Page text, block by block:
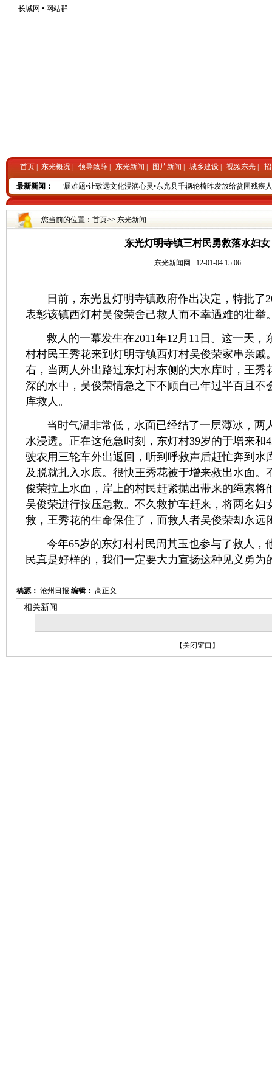
长城网 • 网站群
首页 东光概况 领导致辞 东光新闻 图片新闻 城乡建设 视频东光
最新新闻：
研月”活动破解发展难题•让致远文化浸润心灵•东光县千辆轮椅昨发放给贫困残疾人•
您当前的位置： 首页>> 东光新闻
东光灯明寺镇三村民勇救落水妇女
东光新闻网 12-01-04 15:06
日前，东光县灯明寺镇政府作出决定，特批了
表彰该镇西灯村吴俊荣舍己救人而不幸遇难的壮举
救人的一幕发生在2011年12月11日。这一天，
村村民王秀花来到灯明寺镇西灯村吴俊荣家串亲戚
右，当两人外出路过东灯村东侧的大水库时，王秀
深的水中，吴俊荣情急之下不顾自己年过半百且不
库救人。
当时气温非常低，水面已经结了一层薄冰，两
水浸透。正在这危急时刻，东灯村39岁的于增来和
驶农用三轮车外出返回，听到呼救声后赶忙奔到水
及脱就扎入水底。很快王秀花被于增来救出水面。
俊荣拉上水面，岸上的村民赶紧抛出带来的绳索将
吴俊荣进行按压急救。不久救护车赶来，将两名妇
救，王秀花的生命保住了，而救人者吴俊荣却永远
今年65岁的东灯村村民周其玉也参与了救人，
民真是好样的，我们一定要大力宣扬这种见义勇为
稿源： 沧州日报 编辑： 高正义
相关新闻
【 关闭窗口 】